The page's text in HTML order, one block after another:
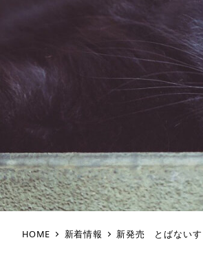
HOME 新着情報 新発売 とばない